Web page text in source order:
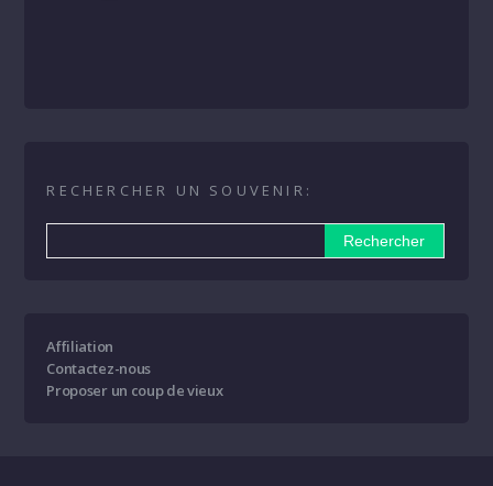
RECHERCHER UN SOUVENIR:
Affiliation
Contactez-nous
Proposer un coup de vieux